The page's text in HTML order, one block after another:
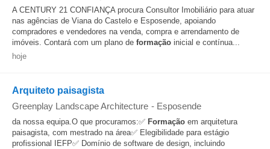
A CENTURY 21 CONFIANÇA procura Consultor Imobiliário para atuar
nas agências de Viana do Castelo e Esposende, apoiando
compradores e vendedores na venda, compra e arrendamento de
imóveis. Contará com um plano de formação inicial e contínua...
hoje
Arquiteto paisagista
Greenplay Landscape Architecture - Esposende
da nossa equipa.O que procuramos:✅ Formação em arquitetura
paisagista, com mestrado na área✅ Elegibilidade para estágio
profissional IEFP✅ Domínio de software de design, incluindo